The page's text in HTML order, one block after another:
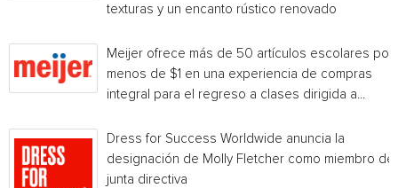
texturas y un encanto rústico renovado
Meijer ofrece más de 50 artículos escolares por
menos de $1 en una experiencia de compras
integral para el regreso a clases dirigida a...
Dress for Success Worldwide anuncia la
designación de Molly Fletcher como miembro de
junta directiva